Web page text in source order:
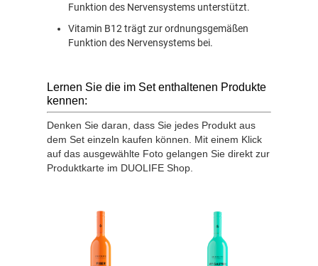
Funktion des Nervensystems unterstützt.
Vitamin B12 trägt zur ordnungsgemäßen
Funktion des Nervensystems bei.
Lernen Sie die im Set enthaltenen Produkte
kennen:
Denken Sie daran, dass Sie jedes Produkt aus
dem Set einzeln kaufen können. Mit einem Klick
auf das ausgewählte Foto gelangen Sie direkt zur
Produktkarte im DUOLIFE Shop.